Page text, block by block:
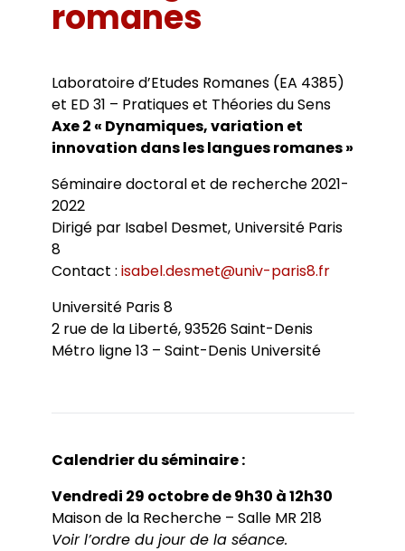
Agenda
Séminaires et conférences
Soutenances de doctorat
Soutenances HDR
Cuadernos LIRICO
Cahiers ALHIM
RITA
Publications
Ouvrages
Dossiers et numéros de revues
Thèses
Le LER sur Vimeo
romanes
Laboratoire d’Etudes Romanes (EA 4385)
et ED 31 – Pratiques et Théories du Sens
Axe 2 « Dynamiques, variation et
innovation dans les langues romanes »
Séminaire doctoral et de recherche 2021-
2022
Dirigé par Isabel Desmet, Université Paris
8
Contact : isabel.desmet@univ-paris8.fr
Université Paris 8
2 rue de la Liberté, 93526 Saint-Denis
Métro ligne 13 – Saint-Denis Université
Calendrier du séminaire :
Vendredi 29 octobre de 9h30 à 12h30
Maison de la Recherche – Salle MR 218
Voir l’ordre du jour de la séance.